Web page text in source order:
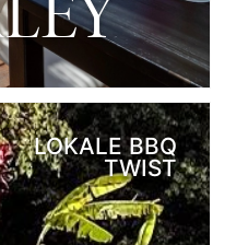
LOKALE BBQ
TWIST